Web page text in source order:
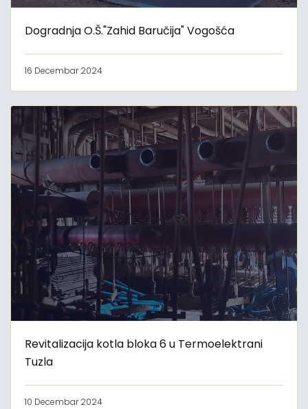
Dogradnja O.Š."Zahid Baručija" Vogošća
16 Decembar 2024
Revitalizacija kotla bloka 6 u Termoelektrani
Tuzla
10 Decembar 2024